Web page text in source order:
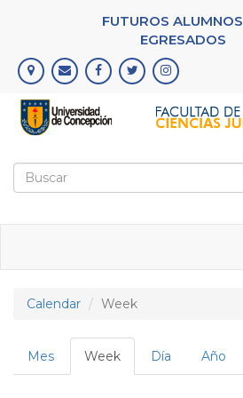
principal
FUTUROS ALUMNOS
EGRESADOS
Formulario
Calendar Week
Solapas
principales
Mes Week (solapa
activa)
Día Año
02
03
05
09